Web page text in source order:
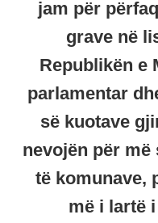
jam për
grave në
Republikën e
parlamentar
së kuotave
nevojën për
të komunave,
më i lartë